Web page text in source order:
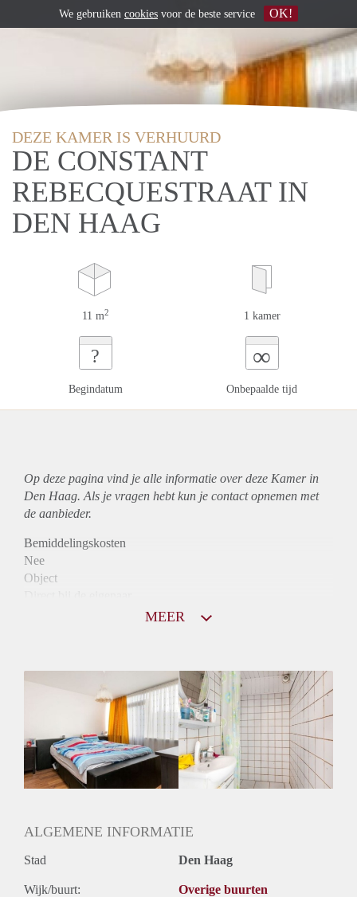
DEZE KAMER IS VERHUURD
DE CONSTANT
REBECQUESTRAAT IN
DEN HAAG
11 m2 1 kamer
?
Begindatum
∞
Onbepaalde tijd
Op deze pagina vind je alle informatie over deze Kamer in
Den Haag. Als je vragen hebt kun je contact opnemen met
de aanbieder.
Bemiddelingskosten
Nee
Object
N.V.T.
Huurtermijn
Onbepaalde termijn
Oplevering
MEER
ALGEMENE INFORMATIE
Stad Den Haag
Wijk/buurt: Overige buurten
We gebruiken cookies voor de beste service OK!